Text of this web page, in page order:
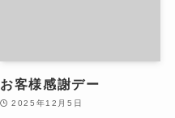
お客様感謝デー
2025年12月5日